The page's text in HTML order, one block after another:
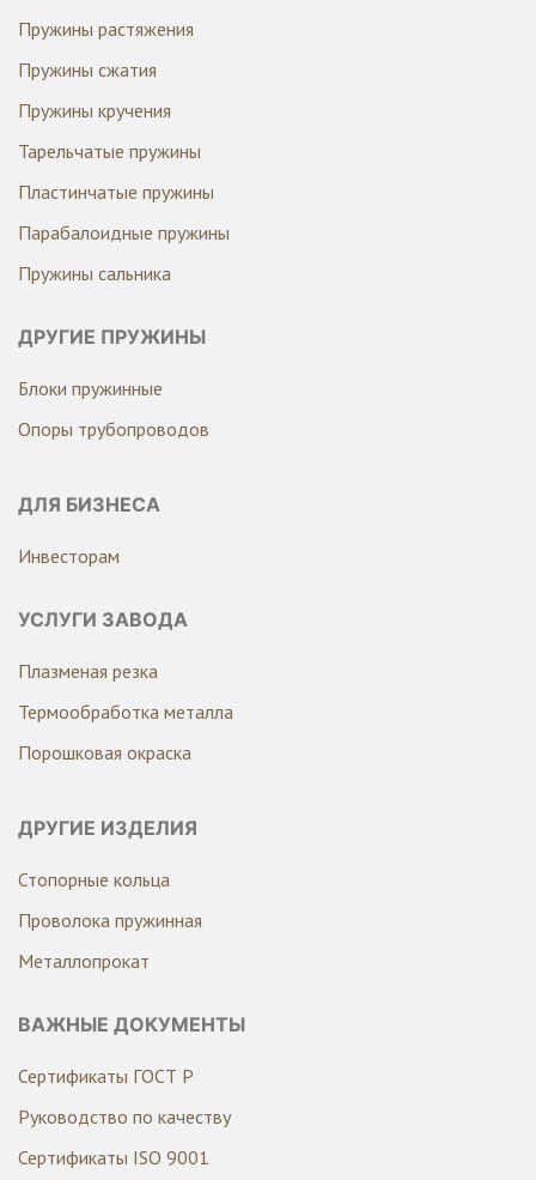
Пружины растяжения
Пружины сжатия
Пружины кручения
Тарельчатые пружины
Пластинчатые пружины
Парабалоидные пружины
Пружины сальника
ДРУГИЕ ПРУЖИНЫ
Блоки пружинные
Опоры трубопроводов
ДЛЯ БИЗНЕСА
Инвесторам
УСЛУГИ ЗАВОДА
Плазменая резка
Термообработка металла
Порошковая окраска
ДРУГИЕ ИЗДЕЛИЯ
Стопорные кольца
Проволока пружинная
Металлопрокат
ВАЖНЫЕ ДОКУМЕНТЫ
Сертификаты ГОСТ Р
Руководство по качеству
Сертификаты ISO 9001